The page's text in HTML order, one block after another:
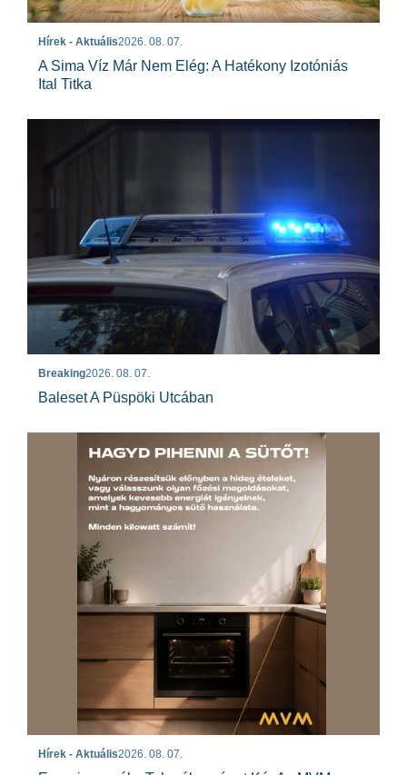
Hírek - Aktuális2026. 08. 07.
A Sima Víz Már Nem Elég: A Hatékony Izotóniás
Ital Titka
Breaking2026. 08. 07.
Baleset A Püspöki Utcában
Hírek - Aktuális2026. 08. 07.